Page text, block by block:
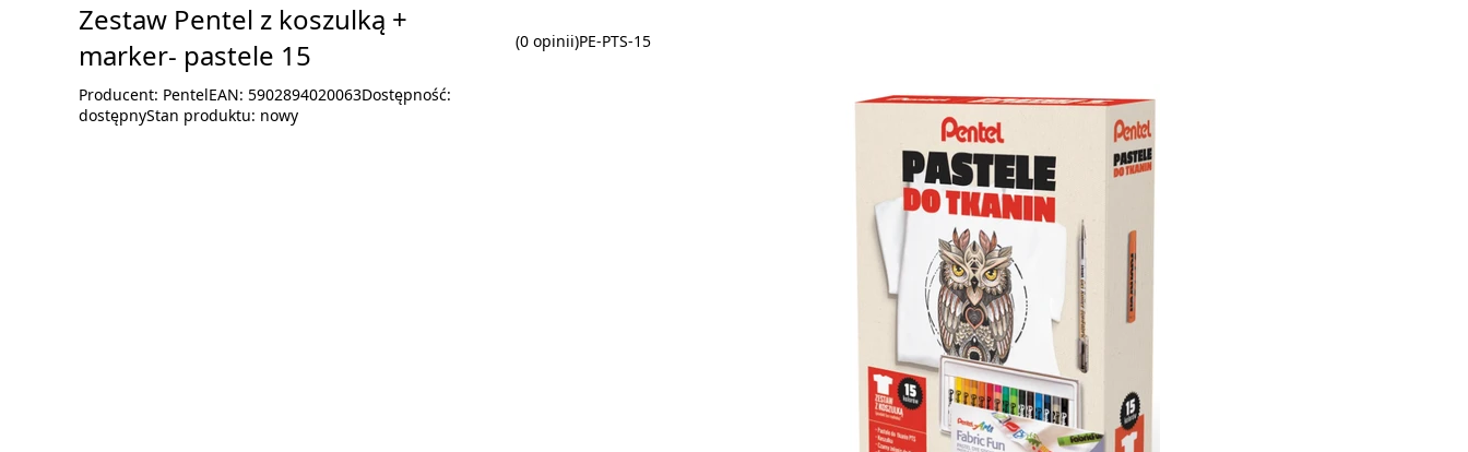
Zestaw Pentel z koszulką +
marker- pastele 15
(0 opinii)PE-PTS-15
Producent: PentelEAN: 5902894020063Dostępność:
dostępnyStan produktu: nowy